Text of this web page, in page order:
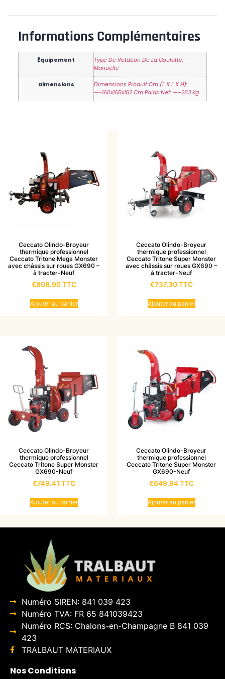
Informations Complémentaires
Équipement
Type De Rotation De La Goulotte: —
Manuelle
Dimensions
Dimensions Produit Cm (L X L X H):
—-160x165x162 Cm Poids Net: —–283 Kg
Ceccato Olindo-Broyeur
thermique professionnel
Ceccato Tritone Mega Monster
avec châssis sur roues GX690 –
à tracter-Neuf
€808.90TTC
Ajouter au panier
Ceccato Olindo-Broyeur
thermique professionnel
Ceccato Tritone Super Monster
avec châssis sur roues GX690 –
à tracter-Neuf
€737.30TTC
Ajouter au panier
Ceccato Olindo-Broyeur
thermique professionnel
Ceccato Tritone Super Monster
GX690-Neuf
€749.41 TTC
Ajouter au panier
Ceccato Olindo-Broyeur
thermique professionnel
Ceccato Tritone Super Monster
GX690-Neuf
€649.94TTC
Ajouter au panier
Numéro SIREN: 841 039 423
Numéro TVA: FR 65 841039423
Numéro RCS: Chalons-en-Champagne B 841 039
423
TRALBAUT MATERIAUX
Nos Conditions